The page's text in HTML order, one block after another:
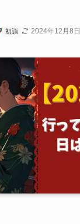
初詣 2024年12月8日